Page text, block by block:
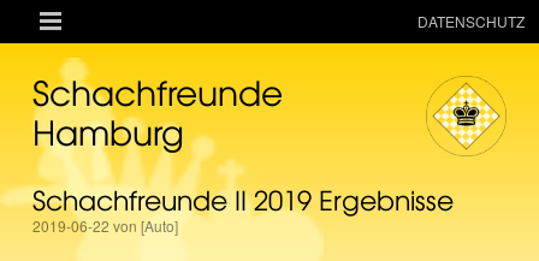

AKTUELLES
RESSOURCEN
VEREIN
MANNSCHAFTEN
TURNIERE
Schachfreunde
Hamburg
Schachfreunde II 2019 Ergebnisse
2019-06-22 von [Auto]
DATENSCHUTZ